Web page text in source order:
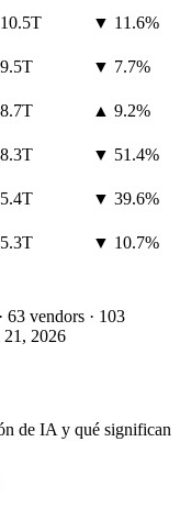
10.5T ▼ 11.6%
9.5T ▼ 7.7%
8.7T ▲ 9.2%
8.3T ▼ 51.4%
5.4T ▼ 39.6%
5.3T ▼ 10.7%
· 63 vendors · 103
21, 2026
de IA y qué significan